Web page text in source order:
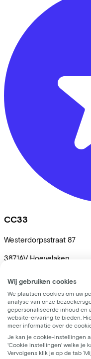
CC33
Westerdorpsstraat 87
3871AV Hoevelaken
Wij gebruiken cookies
We plaatsen cookies om uw
analyse van onze
gepersonaliseerde inhoud en
website-ervaring te bieden.
meer informatie over de
Je kan je cookie-instellingen
'Cookie instellingen' welke je
Vervolgens klik je op de tab